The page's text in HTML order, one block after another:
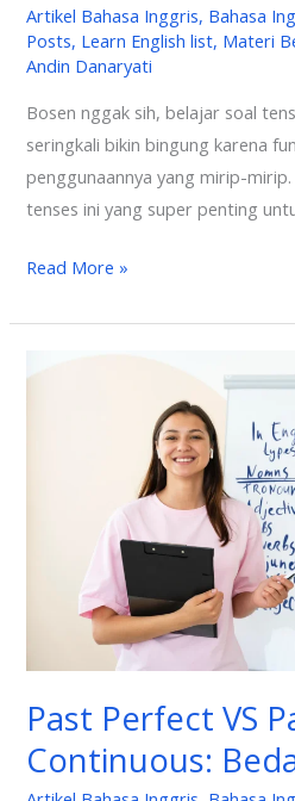
Artikel Bahasa Inggris, Bahasa
Posts, Learn English list, Materi
Andin Danaryati
Bosen nggak sih, belajar soal
seringkali bikin bingung karena
penggunaannya yang mirip-
tenses ini yang super penting
Read More »
Past Perfect VS
Continuous: